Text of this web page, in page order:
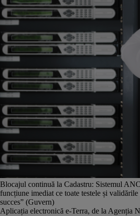
Blocajul continuă la Cadastru: Sistemul
funcțiune imediat ce toate testele și
succes” (Guvern)
Aplicația electronică e-Terra, de la Agenția